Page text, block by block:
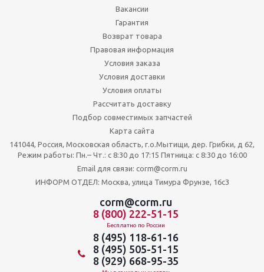
Вакансии
Гарантия
Возврат товара
Правовая информация
Условия заказа
Условия доставки
Условия оплаты
Рассчитать доставку
Подбор совместимых запчастей
Карта сайта
141044, Россия, Московская область, г.о.Мытищи, дер. Грибки, д 62,
Режим работы: Пн.– Чт.: с 8:30 до 17:15 Пятница: c 8:30 до 16:00
Email для связи: corm@corm.ru
ИНФОРМ ОТДЕЛ: Москва, улица Тимура Фрунзе, 16с3
corm@corm.ru
8 (800) 222-51-15
Бесплатно по России
8 (495) 118-61-16
8 (495) 505-51-15
8 (929) 668-95-35